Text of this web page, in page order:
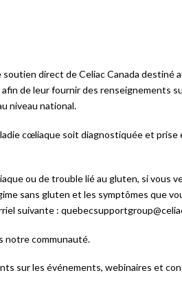
direct de Celiac Canada destiné
de leur fournir des renseignements
niveau national.
cœliaque soit diagnostiquée et prise
ou de trouble lié au gluten, si vous
sans gluten et les symptômes que
suivante :
notre communauté.
sur les événements, webinaires et